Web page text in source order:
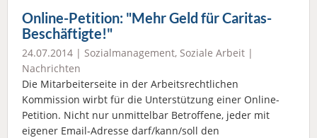
Online-Petition: "Mehr Geld für Caritas-
Beschäftigte!"
24.07.2014 | Sozialmanagement, Soziale Arbeit |
Nachrichten
Die Mitarbeiterseite in der Arbeitsrechtlichen
Kommission wirbt für die Unterstützung einer Online-
Petition. Nicht nur unmittelbar Betroffene, jeder mit
eigener Email-Adresse darf/kann/soll den